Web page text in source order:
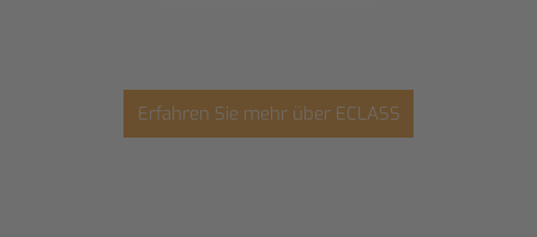
Erfahren Sie mehr über ECLASS